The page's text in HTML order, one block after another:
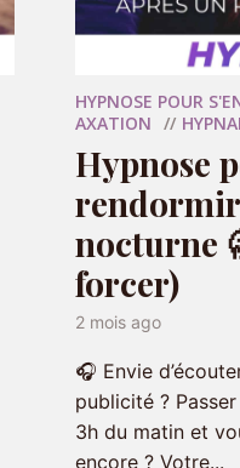
HYPNOSE POUR
AXATION
Hypnose
nocturne
forcer)
2 mois ago
🎧 Envie
publicité ?
3h du matin et
encore ? Votre...